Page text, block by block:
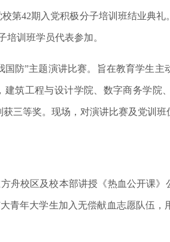
第42期入党积极分子培训班结业典
训班学员代表参加。
防”主题演讲比赛。旨在教育学生主
筑工程与设计学院、数字商务学院
三等奖。现场，对演讲比赛及党训班
校区及校本部讲授《热血公开课》
年大学生加入无偿献血志愿队伍